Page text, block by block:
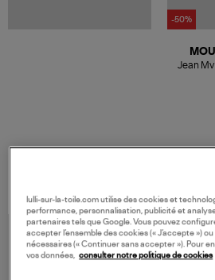
-50%
lulli-sur-la-toile.com utilise des cookies et
performance, personnalisation, publicité et
partenaires tels que Google. Vous pouvez
accepter l’ensemble des cookies (« J’accepte »)
nécessaires (« Continuer sans accepter »). Pour
vos données, consulter notre politique de cookies